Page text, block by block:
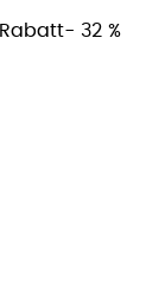
Rabatt- 32 %